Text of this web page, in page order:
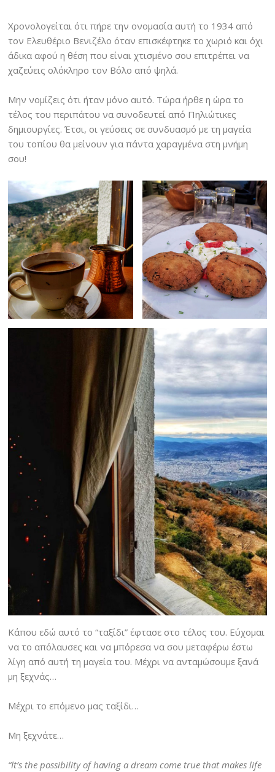
Χρονολογείται ότι πήρε την ονομασία αυτή το 1934 από
τον Ελευθέριο Βενιζέλο όταν επισκέφτηκε το χωριό και όχι
άδικα αφού η θέση που είναι χτισμένο σου επιτρέπει να
χαζεύεις ολόκληρο τον Βόλο από ψηλά.
Μην νομίζεις ότι ήταν μόνο αυτό. Τώρα ήρθε η ώρα το
τέλος του περιπάτου να συνοδευτεί από Πηλιώτικες
δημιουργίες. Έτσι, οι γεύσεις σε συνδυασμό με τη μαγεία
του τοπίου θα μείνουν για πάντα χαραγμένα στη μνήμη
σου!
Κάπου εδώ αυτό το “ταξίδι” έφτασε στο τέλος του. Εύχομαι
να το απόλαυσες και να μπόρεσα να σου μεταφέρω έστω
λίγη από αυτή τη μαγεία του. Μέχρι να ανταμώσουμε ξανά
μη ξεχνάς…
Μέχρι το επόμενο μας ταξίδι…
Μη ξεχνάτε…
“Ιt’s the possibility of having a dream come true that makes life